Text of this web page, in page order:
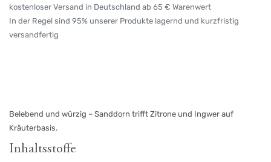
kostenloser Versand in Deutschland ab 65 € Warenwert
In der Regel sind 95% unserer Produkte lagernd und kurzfristig
versandfertig
Belebend und würzig – Sanddorn trifft Zitrone und Ingwer auf
Kräuterbasis.
Inhaltsstoffe